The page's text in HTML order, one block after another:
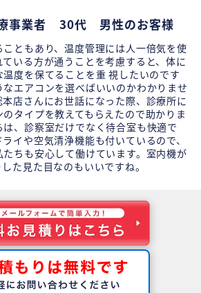
事業者 30代 男性のお客様
ともあり、温度管理には人一倍気を使
いる方が通うことを考慮すると、体に
度を保てることを重 視したいのです
エアコンを選べばいいのかわかりませ
店さんにお世話になった際、診療所に
タイプを教えてもらえたので助かりま
、診察室だけでなく待合室も快適で
イや空気清浄機能も付いているので、
ちも安心して働けています。室内機が
た見た目なのもいいですね。